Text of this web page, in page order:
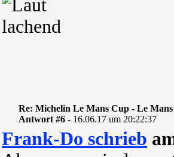
Re: Michelin Le Mans Cup - Le Mans
Antwort #6 - 16.06.17 um 20:22:37
Frank-Do schrieb